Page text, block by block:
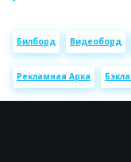
Билборд Видеоборд
Рекламная Арка